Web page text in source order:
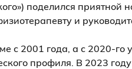
поделился приятной
и
с 2001 года, а с 2020-го
профиля. В 2023